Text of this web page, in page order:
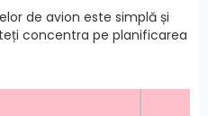
de avion este simplă și
concentra pe planificarea